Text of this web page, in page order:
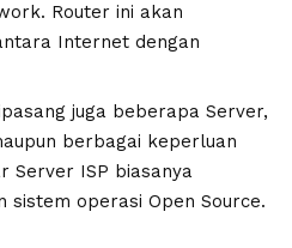
Router ini akan
Internet dengan
juga beberapa Server,
berbagai keperluan
Server ISP biasanya
sistem operasi Open Source.